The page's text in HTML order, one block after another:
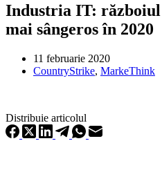
Industria IT:
mai sângeros în 2020
11 februarie 2020
CountryStrike, MarkeThink
Distribuie articolul